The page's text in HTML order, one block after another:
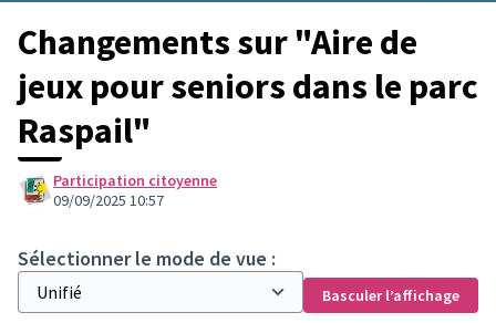
Changements sur "Aire de
jeux pour seniors dans le parc
Raspail"
Participation citoyenne
09/09/2025 10:57
Sélectionner le mode de vue :
Basculer l’affichage